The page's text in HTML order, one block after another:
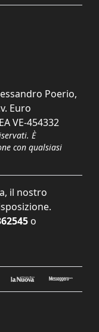
Poerio,
Euro
VE-454332
È
con qualsiasi
il nostro
o